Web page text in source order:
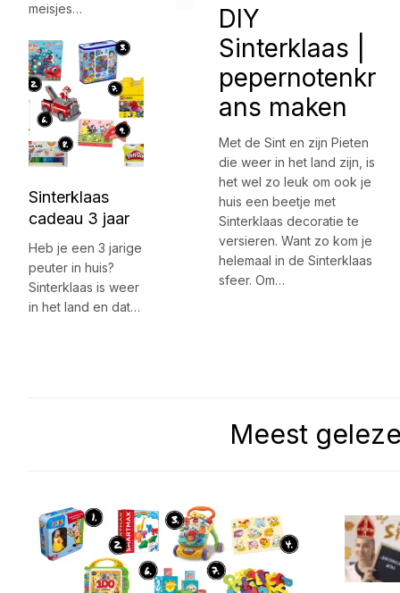
meisjes…
Sinterklaas
cadeau 3 jaar
Heb je een 3 jarige
peuter in huis?
Sinterklaas is weer
in het land en dat…
DIY
Sinterklaas |
pepernotenkr
ans maken
Met de Sint en zijn Pieten
die weer in het land zijn, is
het wel zo leuk om ook je
huis een beetje met
Sinterklaas decoratie te
versieren. Want zo kom je
helemaal in de Sinterklaas
sfeer. Om…
Meest